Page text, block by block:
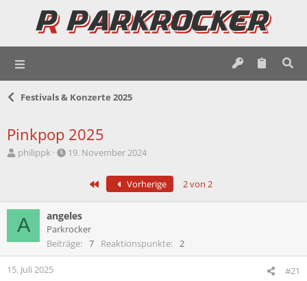
Festivals & Konzerte 2025
Pinkpop 2025
E
l
l
philippk
E
l
l
t
a
19. November 2024
Erste Vorherige 2 von 2
A angeles
Parkrocker
Beiträge
7 Reaktionspunkte 2
15. Juli 2025 #21